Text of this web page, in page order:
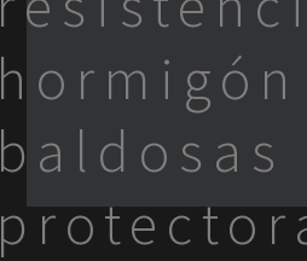
hormigón
baldosas